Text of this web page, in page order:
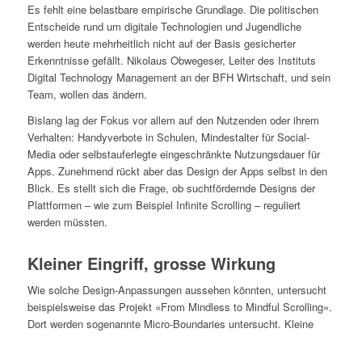
Es fehlt eine belastbare empirische Grundlage. Die politischen
Entscheide rund um digitale Technologien und Jugendliche
werden heute mehrheitlich nicht auf der Basis gesicherter
Erkenntnisse gefällt. Nikolaus Obwegeser, Leiter des Instituts
Digital Technology Management an der BFH Wirtschaft, und sein
Team, wollen das ändern.
Bislang lag der Fokus vor allem auf den Nutzenden oder ihrem
Verhalten: Handyverbote in Schulen, Mindestalter für Social-
Media oder selbstauferlegte eingeschränkte Nutzungsdauer für
Apps. Zunehmend rückt aber das Design der Apps selbst in den
Blick. Es stellt sich die Frage, ob suchtfördernde Designs der
Plattformen – wie zum Beispiel Infinite Scrolling – reguliert
werden müssten.
Kleiner Eingriff, grosse Wirkung
Wie solche Design-Anpassungen aussehen könnten, untersucht
beispielsweise das Projekt «From Mindless to Mindful Scrolling».
Dort werden sogenannte Micro-Boundaries untersucht. Kleine